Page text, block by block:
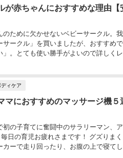
が赤ちゃんにおすすめな理由
のために欠かせないベビーサークル。
サークル」を買いましたが、おすすめ
。とても使い勝手がよいので詳しく
ディケア
マにおすすめのマッサージ機５
初の子育てに奮闘中のサラリーマン、
日の育児お疲れさまです！ グズりま
カーで走り回ったり、お腹の上で寝て
たり… 子育てって楽...